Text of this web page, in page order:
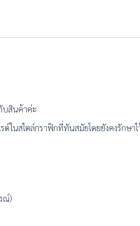
บสินค้าค่ะ
นสไตล์กราฟิกที่ทันสมัยโดยยังคงรักษา
ณ์)